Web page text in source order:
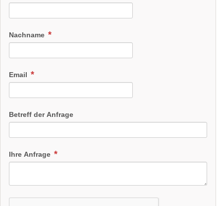
Nachname
Email
Betreff der Anfrage
Ihre Anfrage